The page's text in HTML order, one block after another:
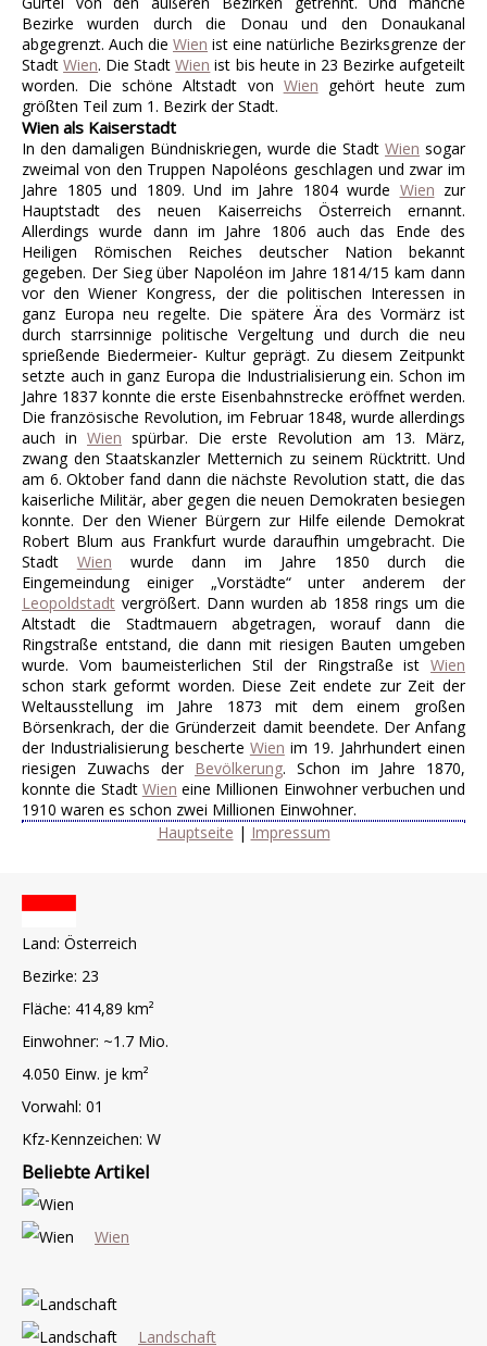
Bezirke wurden durch die Donau und den Donaukanal
abgegrenzt. Auch die Wien ist eine natürliche Bezirksgrenze der
StadtWien. Die StadtWien ist bis heute in 23 Bezirke aufgeteilt
worden. Die schöne Altstadt von Wien gehört heute zum
größten Teil zum 1. Bezirk der Stadt.
Wien als Kaiserstadt
In den damaligen Bündniskriegen, wurde die Stadt Wien sogar
zweimal von den Truppen Napoléons geschlagen und zwar im
Jahre 1805 und 1809. Und im Jahre 1804 wurde Wien zur
Hauptstadt des neuen Kaiserreichs Österreich ernannt.
Allerdings wurde dann im Jahre 1806 auch das Ende des
Heiligen Römischen Reiches deutscher Nation bekannt
gegeben. Der Sieg über Napoléon im Jahre 1814/15 kam dann
vor den Wiener Kongress, der die politischen Interessen in
ganz Europa neu regelte. Die spätere Ära des Vormärz ist
durch starrsinnige politische Vergeltung und durch die neu
sprießende Biedermeier- Kultur geprägt. Zu diesem Zeitpunkt
setzte auch in ganz Europa die Industrialisierung ein. Schon im
Jahre 1837 konnte die erste Eisenbahnstrecke eröffnet werden.
Die französische Revolution, im Februar 1848, wurde allerdings
auch in Wien spürbar. Die erste Revolution am 13. März,
zwang den Staatskanzler Metternich zu seinem Rücktritt. Und
am 6. Oktober fand dann die nächste Revolution statt, die das
kaiserliche Militär, aber gegen die neuen Demokraten besiegen
konnte. Der den Wiener Bürgern zur Hilfe eilende Demokrat
Robert Blum aus Frankfurt wurde daraufhin umgebracht. Die
Stadt Wien wurde dann im Jahre 1850 durch die
Eingemeindung einiger „Vorstädte“ unter anderem der
Leopoldstadt vergrößert. Dann wurden ab 1858 rings um die
Altstadt die Stadtmauern abgetragen, worauf dann die
Ringstraße entstand, die dann mit riesigen Bauten umgeben
wurde. Vom baumeisterlichen Stil der Ringstraße ist Wien
schon stark geformt worden. Diese Zeit endete zur Zeit der
Weltausstellung im Jahre 1873 mit dem einem großen
Börsenkrach, der die Gründerzeit damit beendete. Der Anfang
der Industrialisierung bescherte Wien im 19. Jahrhundert einen
riesigen Zuwachs der Bevölkerung. Schon im Jahre 1870,
konnte die Stadt Wien eine Millionen Einwohner verbuchen und
1910 waren es schon zwei Millionen Einwohner.
Hauptseite | Impressum
Land: Österreich
Bezirke: 23
Fläche: 414,89 km²
Einwohner: ~1.7 Mio.
4.050 Einw. je km²
Vorwahl: 01
Kfz-Kennzeichen: W
Beliebte Artikel
Wien
Landschaft